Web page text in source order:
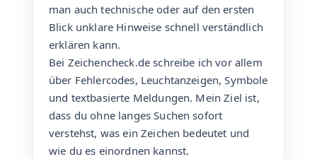
man auch technische oder auf den ersten
Blick unklare Hinweise schnell verständlich
erklären kann.
Bei Zeichencheck.de schreibe ich vor allem
über Fehlercodes, Leuchtanzeigen, Symbole
und textbasierte Meldungen. Mein Ziel ist,
dass du ohne langes Suchen sofort
verstehst, was ein Zeichen bedeutet und
wie du es einordnen kannst.